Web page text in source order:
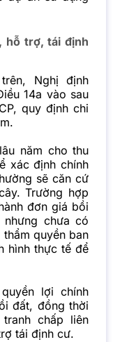
hỗ trợ, tái định
Nghị định
14a vào sau
quy định chi
năm cho thu
xác định chính
sẽ căn cứ
Trường hợp
đơn giá bồi
chưa có
quyền ban
hình thực tế để
lợi chính
đất, đồng thời
chấp liên
tái định cư.